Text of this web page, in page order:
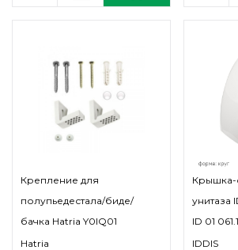
Крепление для
полупьедестала/биде/
бачка Hatria Y0IQ01
Hatria
Крышка-
унитаза
ID 01
IDDIS